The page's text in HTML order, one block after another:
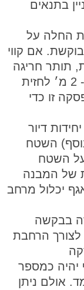
בתנאים
החלה על
אם קווי
תותר חריגה
של קווי הבנין ובלבד שלא יקטנו מ- 2 מ׳ לחזית
זו כדי
דיור
השטח
השטח
של המבנה
יכלול מרחב
בבקשה
הרחבת
כמספר
אולם ניתן